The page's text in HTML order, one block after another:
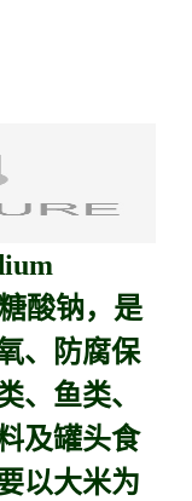
酸钠，是
、防腐保
、鱼类、
及罐头食
以大米为